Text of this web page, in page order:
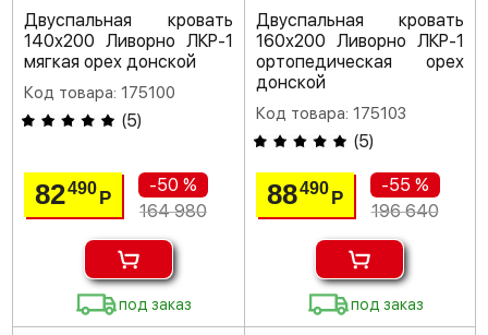
Двуспальная кровать
140х200 Ливорно ЛКР-1
мягкая орех донской
Код товара: 175100
(5)
82490Р
-50 %
164 980
под заказ
Двуспальная кровать
160х200 Ливорно ЛКР-1
ортопедическая орех
донской
Код товара: 175103
(5)
88490 Р
-55 %
196 640
под заказ